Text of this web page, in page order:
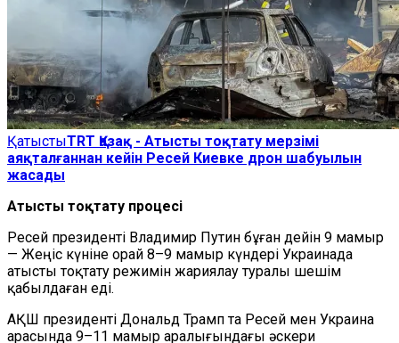
ҚатыстыTRT Қазақ - Атысты тоқтату мерзімі
аяқталғаннан кейін Ресей Киевке дрон шабуылын
жасады
Атысты тоқтату процесі
Ресей президенті Владимир Путин бұған дейін 9 мамыр
— Жеңіс күніне орай 8–9 мамыр күндері Украинада
атысты тоқтату режимін жариялау туралы шешім
қабылдаған еді.
АҚШ президенті Дональд Трамп та Ресей мен Украина
арасында 9–11 мамыр аралығындағы әскери